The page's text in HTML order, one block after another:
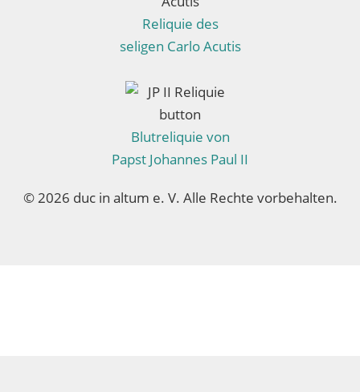
Reliquie des
seligen Carlo Acutis
Blutreliquie von
Papst Johannes Paul II
© 2026 duc in altum e. V. Alle Rechte vorbehalten.